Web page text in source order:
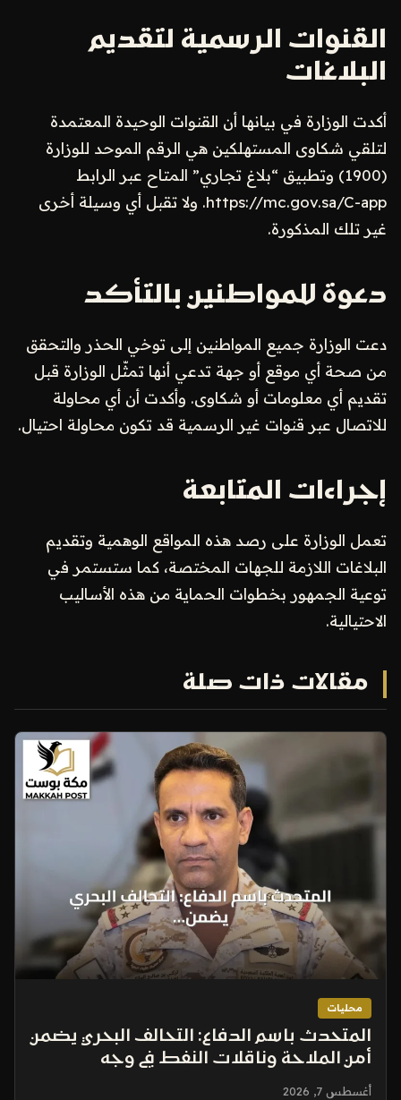
القنوات الرسمية لتقديم
البلاغات
أكدت الوزارة في بيانها أن القنوات الوحيدة المعتمدة
لتلقي شكاوى المستهلكين هي الرقم الموحد للوزارة
(1900) وتطبيق “بلاغ تجاري” المتاح عبر الرابط
https://mc.gov.sa/C-app. ولا تقبل أي وسيلة أخرى
غير تلك المذكورة.
دعوة للمواطنين بالتأكد
دعت الوزارة جميع المواطنين إلى توخي الحذر والتحقق
من صحة أي موقع أو جهة تدعي أنها تمثّل الوزارة قبل
تقديم أي معلومات أو شكاوى. وأكدت أن أي محاولة
للاتصال عبر قنوات غير الرسمية قد تكون محاولة احتيال.
إجراءات المتابعة
تعمل الوزارة على رصد هذه المواقع الوهمية وتقديم
البلاغات اللازمة للجهات المختصة، كما ستستمر في
توعية الجمهور بخطوات الحماية من هذه الأساليب
الاحتيالية.
مقالات ذات صلة
محليات
المتحدث باسم الدفاع: التحالف البحري يضمن
أمن الملاحة وناقلات النفط في وجه
التهديدات المتصاعدة
أغسطس 7, 2026